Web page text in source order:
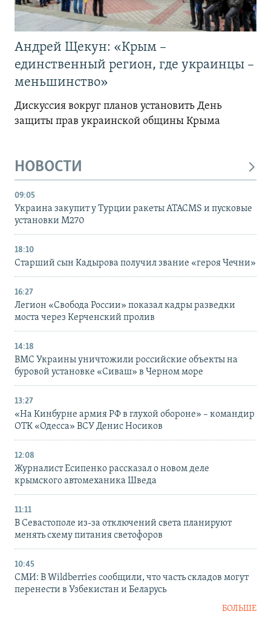
Андрей Щекун: «Крым –
единственный регион, где украинцы –
меньшинство»
Дискуссия вокруг планов установить День
защиты прав украинской общины Крыма
НОВОСТИ
09:05
Украина закупит у Турции ракеты ATACMS и пусковые
установки M270
18:10
Старший сын Кадырова получил звание «героя Чечни»
16:27
Легион «Свобода России» показал кадры разведки
моста через Керченский пролив
14:18
ВМС Украины уничтожили российские объекты на
буровой установке «Сиваш» в Черном море
13:27
«На Кинбурне армия РФ в глухой обороне» – командир
ОТК «Одесса» ВСУ Денис Носиков
12:08
Журналист Есипенко рассказал о новом деле
крымского автомеханика Шведа
11:11
В Севастополе из-за отключений света планируют
менять схему питания светофоров
10:45
СМИ: В Wildberries сообщили, что часть складов могут
перенести в Узбекистан и Беларусь
БОЛЬШЕ